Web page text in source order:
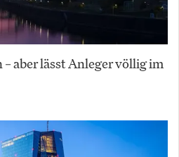
aber lässt Anleger völlig im